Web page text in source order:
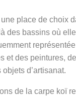
place de choix
des bassins où
représentée
et des peintures,
d’artisanat.
de la carpe koï